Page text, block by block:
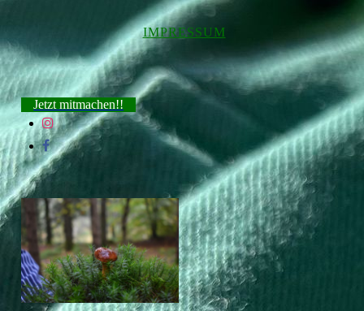
IMPRESSUM
Jetzt mitmachen!!